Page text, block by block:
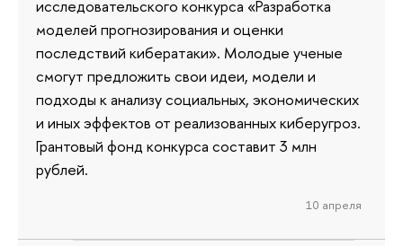
исследовательского конкурса «Разработка
моделей прогнозирования и оценки
последствий кибератаки». Молодые ученые
смогут предложить свои идеи, модели и
подходы к анализу социальных, экономических
и иных эффектов от реализованных киберугроз.
Грантовый фонд конкурса составит 3 млн
рублей.
10 апреля